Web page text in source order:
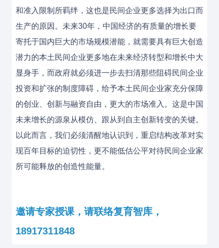
和准入限制所羁绊，这也是民间企业更多选择为出口而
生产的原因。未来30年，中国经济的有质量的增长要
寄托于国内巨大的市场规模潜能，就需要具有巨大创造
潜力的本土民间企业更多地在未来经济转型和增长中大
显身手，而政府就必须进一步去扫清那些阻碍民间企业
投资和扩张的制度障碍，给予本土民间企业家充分保障
的创业、创新与融资自由，更大的市场准入。这是中国
未来增长的源泉从模仿、跟从到自主创新转变的关键。
以此而言，我们必须清醒地认识到，重启结构改革对实
现百年目标的迫切性，更不能低估公平对待民间企业家
所可能释放的创造性能量。
邀请专家授课，请联络复育智库，
18917311848